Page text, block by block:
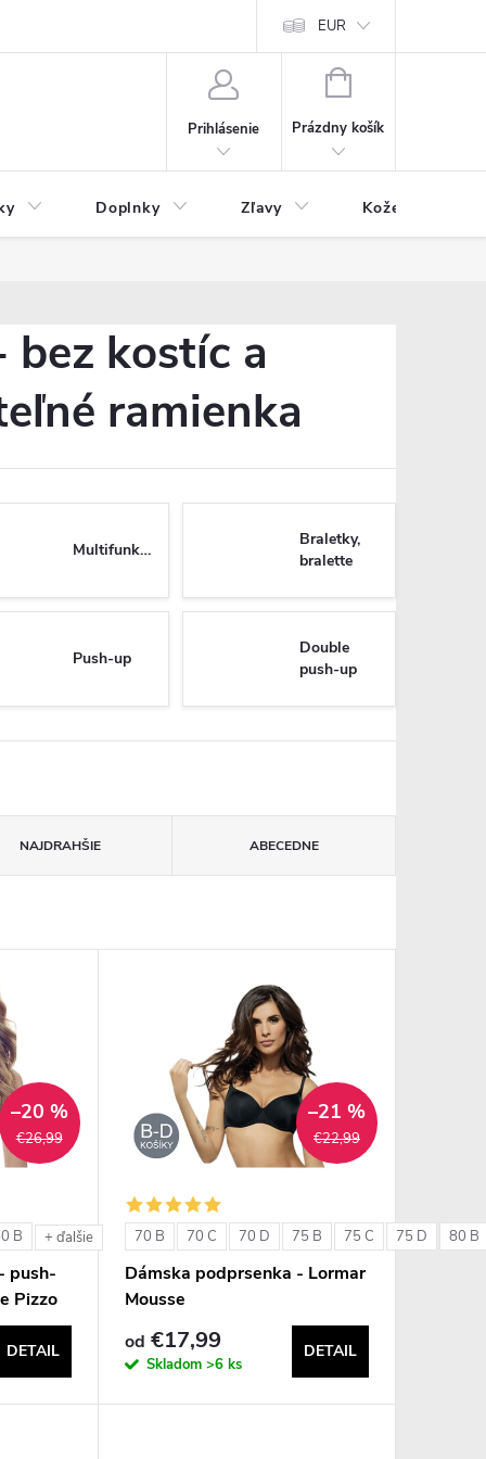
EUR
Prihlásenie
NÁKUPNÝ
Prázdny košík
Doplnky Zľavy Kožený tovar
kostíc a
ramienka
Multifunkčné
Braletky,
bralette
Push-up
Double
push-up
NAJDRAHŠIE ABECEDNE
€26,99
–20 %
B + ďalšie
push-
Pizzo
DETAIL
€22,99
–21 %
70 B 70 C 70 D 75 B 75 C 75 D 80 B
Dámska podprsenka - Lormar
Mousse
od €17,99
Skladom >6 ks
DETAIL